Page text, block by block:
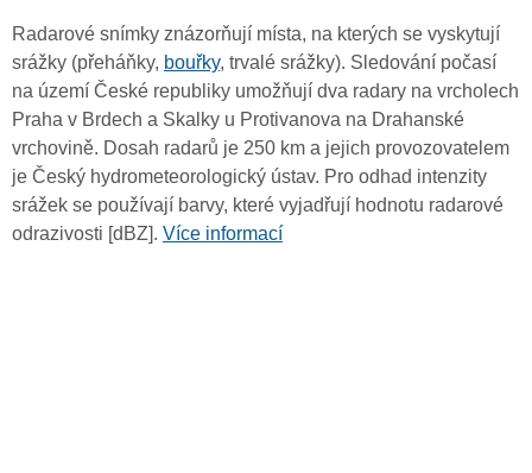
Radarové snímky znázorňují místa, na kterých se vyskytují
srážky (přeháňky, bouřky, trvalé srážky). Sledování počasí
na území České republiky umožňují dva radary na vrcholech
Praha v Brdech a Skalky u Protivanova na Drahanské
vrchovině. Dosah radarů je 250 km a jejich provozovatelem
je Český hydrometeorologický ústav. Pro odhad intenzity
srážek se používají barvy, které vyjadřují hodnotu radarové
odrazivosti [dBZ]. Více informací